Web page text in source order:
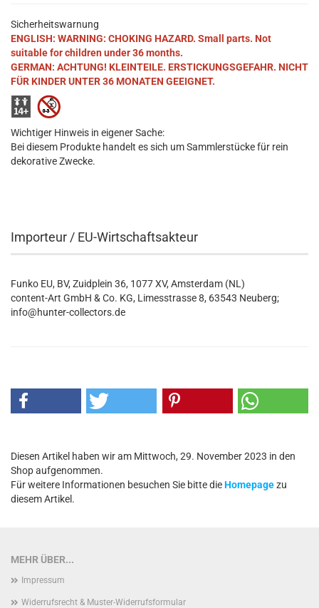
Sicherheitswarnung
ENGLISH: WARNING: CHOKING HAZARD. Small parts. Not
suitable for children under 36 months.
GERMAN: ACHTUNG! KLEINTEILE. ERSTICKUNGSGEFAHR. NICHT
FÜR KINDER UNTER 36 MONATEN GEEIGNET.
Wichtiger Hinweis in eigener Sache:
Bei diesem Produkte handelt es sich um Sammlerstücke für rein
dekorative Zwecke.
Importeur / EU-Wirtschaftsakteur
Funko EU, BV, Zuidplein 36, 1077 XV, Amsterdam (NL)
content-Art GmbH & Co. KG, Limesstrasse 8, 63543 Neuberg;
info@hunter-collectors.de
Diesen Artikel haben wir am Mittwoch, 29. November 2023 in den
Shop aufgenommen.
Für weitere Informationen besuchen Sie bitte dieHomepagezu
diesem Artikel.
MEHR ÜBER...
Impressum
Widerrufsrecht & Muster-Widerrufsformular